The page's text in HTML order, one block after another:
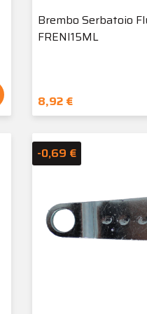
Brembo Serbatoio
FRENI15ML
8,92 €
-0,69 €